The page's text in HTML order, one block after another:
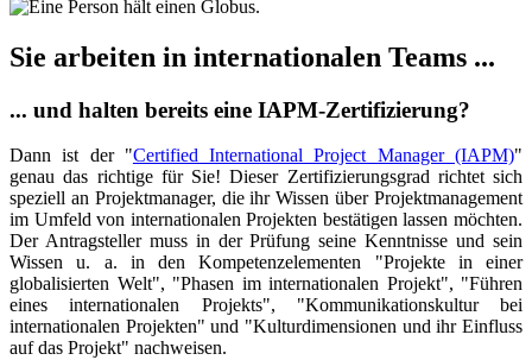
Sie arbeiten in internationalen Teams ...
... und halten bereits eine IAPM-Zertifizierung?
Dann ist der "Certified International Project Manager (IAPM)"
genau das richtige für Sie! Dieser Zertifizierungsgrad richtet sich
speziell an Projektmanager, die ihr Wissen über Projektmanagement
im Umfeld von internationalen Projekten bestätigen lassen möchten.
Der Antragsteller muss in der Prüfung seine Kenntnisse und sein
Wissen u. a. in den Kompetenzelementen "Projekte in einer
globalisierten Welt", "Phasen im internationalen Projekt", "Führen
eines internationalen Projekts", "Kommunikationskultur bei
internationalen Projekten" und "Kulturdimensionen und ihr Einfluss
auf das Projekt" nachweisen.